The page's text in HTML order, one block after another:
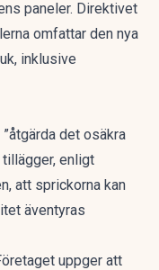
paneler. Direktivet
omfattar den nya
inklusive
det osäkra
enligt
att sprickorna kan
äventyras
uppger att